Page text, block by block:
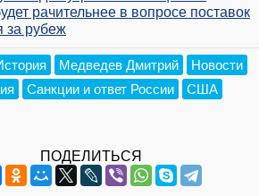
рачительнее в вопросе поставок
за рубеж
Медведев Дмитрий
Новости
Санкции и ответ России
США
ПОДЕЛИТЬСЯ